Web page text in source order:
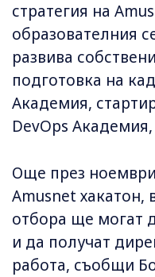
стратегия на
образователния
развива
подготовка на
Академия,
DevOps
Още през
Amusnet хакатон,
отбора ще могат
и да получат
работа, съобщи